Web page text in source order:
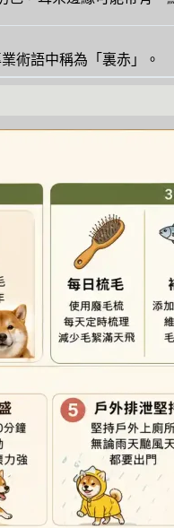
術語中稱為「裏赤」。